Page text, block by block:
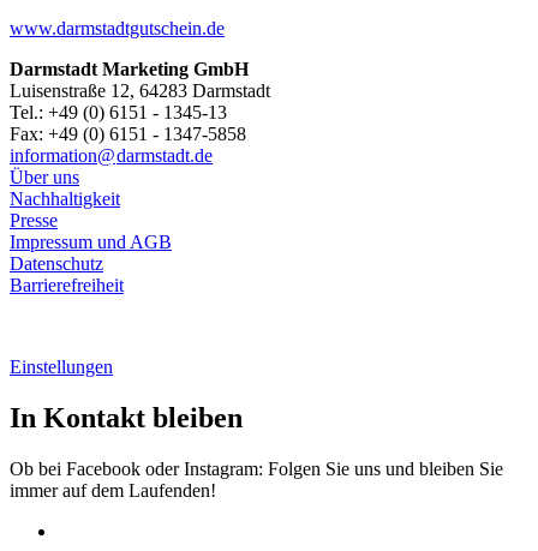
www.darmstadtgutschein.de
Darmstadt Marketing GmbH
Luisenstraße 12, 64283 Darmstadt
Tel.: +49 (0) 6151 - 1345-13
Fax: +49 (0) 6151 - 1347-5858
information@darmstadt.de
Über uns
Nachhaltigkeit
Presse
Impressum und AGB
Datenschutz
Barrierefreiheit
Einstellungen
In Kontakt bleiben
Ob bei Facebook oder Instagram: Folgen Sie uns und bleiben Sie
immer auf dem Laufenden!